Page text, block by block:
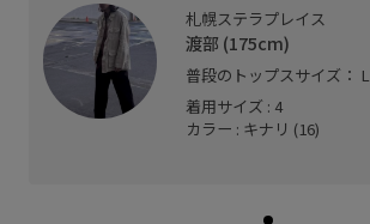
札幌ステラプレイス
渡部 (175cm)
普段のトップスサイズ： L
着用サイズ : 4
カラー : キナリ (16)